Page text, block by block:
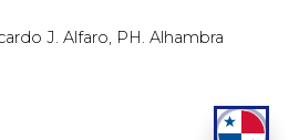
J. Alfaro, PH. Alhambra